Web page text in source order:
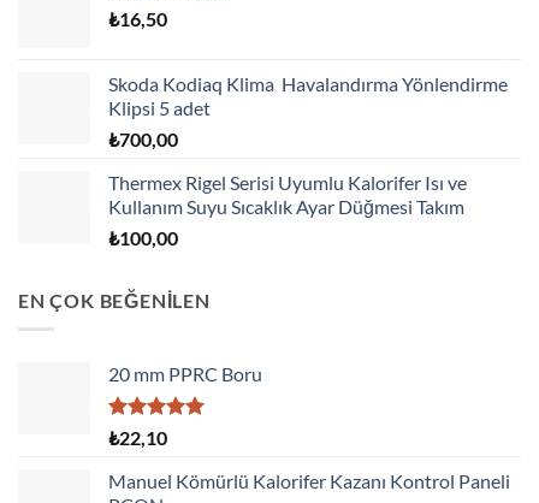
₺16,50
Skoda Kodiaq Klima Havalandırma Yönlendirme
Klipsi 5 adet
₺700,00
Thermex Rigel Serisi Uyumlu Kalorifer Isı ve
Kullanım Suyu Sıcaklık Ayar Düğmesi Takım
₺100,00
EN ÇOK BEĞENİLEN
20 mm PPRC Boru
5 üzerinden
5.00oy
aldı
₺22,10
Manuel Kömürlü Kalorifer Kazanı Kontrol Paneli